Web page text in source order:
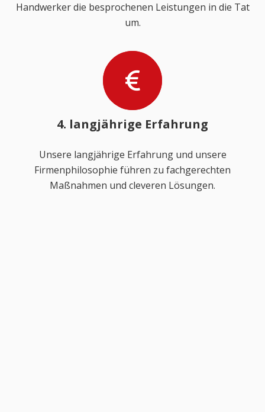
Handwerker die besprochenen Leistungen in die Tat
um.
4. langjährige Erfahrung
Unsere langjährige Erfahrung und unsere
Firmenphilosophie führen zu fachgerechten
Maßnahmen und cleveren Lösungen.